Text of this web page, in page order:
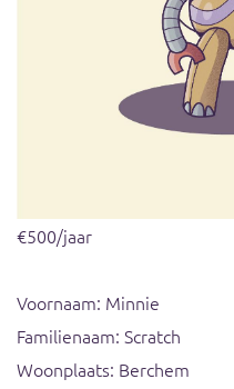
€500/jaar
Voornaam: Minnie
Familienaam: Scratch
Woonplaats: Berchem